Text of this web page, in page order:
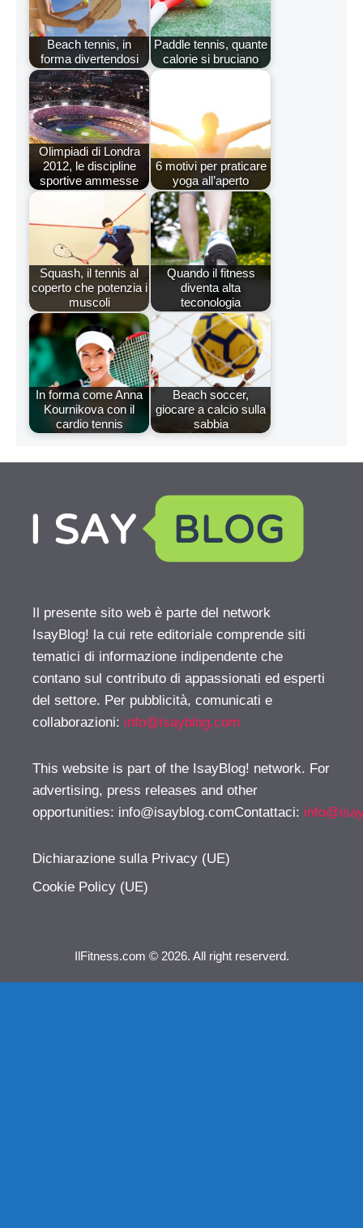
Beach tennis, in
forma divertendosi
Paddle tennis, quante
calorie si bruciano
Olimpiadi di Londra
2012, le discipline
sportive ammesse
6 motivi per praticare
yoga all’aperto
Squash, il tennis al
coperto che potenzia i
muscoli
Quando il fitness
diventa alta
teconologia
In forma come Anna
Kournikova con il
cardio tennis
Beach soccer,
giocare a calcio sulla
sabbia
Il presente sito web è parte del network
IsayBlog! la cui rete editoriale comprende siti
tematici di informazione indipendente che
contano sul contributo di appassionati ed esperti
del settore. Per pubblicità, comunicati e
collaborazioni: info@isayblog.com
This website is part of the IsayBlog! network. For
advertising, press releases and other
opportunities: info@isayblog.comContattaci:
Dichiarazione sulla Privacy (UE)
Cookie Policy (UE)
IlFitness.com © 2026. All right reserverd.